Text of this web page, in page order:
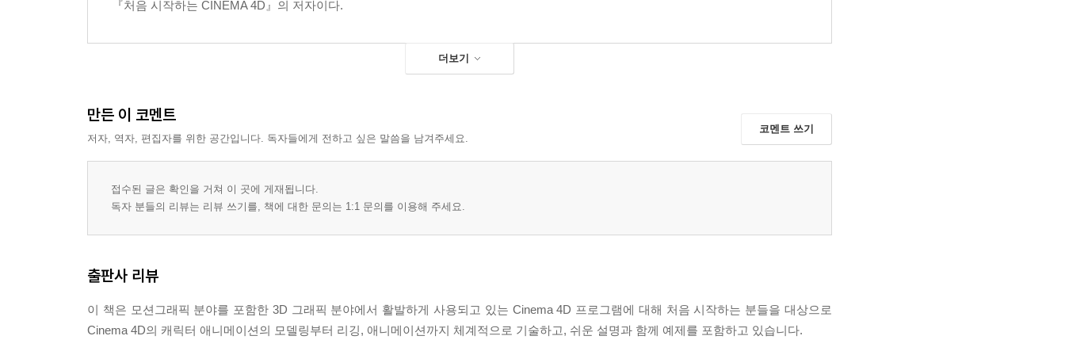
칼럼 : mixamo로 캐릭터 애니메이션
『처음 시작하는 CINEMA 4D』의 저자이다.
더보기
만든 이 코멘트
저자, 역자, 편집자를 위한 공간입니다. 독자들에게 전하고 싶은 말씀을 남겨주세요.
코멘트 쓰기
접수된 글은 확인을 거쳐 이 곳에 게재됩니다.
독자 분들의 리뷰는 리뷰 쓰기를, 책에 대한 문의는 1:1 문의를 이용해 주세요.
출판사 리뷰
이 책은 모션그래픽 분야를 포함한 3D 그래픽 분야에서 활발하게 사용되고 있는 Cinema 4D 프로그램에 대해 처음 시작하는 분들을 대상으로
Cinema 4D의 캐릭터 애니메이션의 모델링부터 리깅, 애니메이션까지 체계적으로 기술하고, 쉬운 설명과 함께 예제를 포함하고 있습니다.